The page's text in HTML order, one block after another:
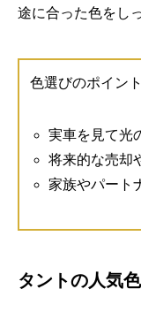
途に合った色をし
色選びのポイント
実車を見て光
将来的な売却
家族やパート
タントの人気